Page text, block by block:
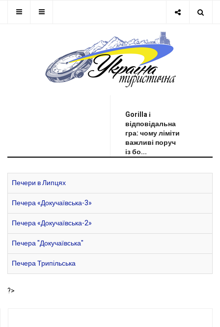
Gorilla і
відповідальна
гра: чому ліміти
важливі поруч
із бо...
Печери в Липцях
Печера «Докучаївська-3»
Печера «Докучаївська-2»
Печера "Докучаївська"
Печера Трипільська
?>